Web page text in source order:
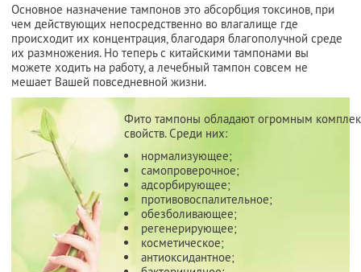
Основное назначение тампонов это абсорбция токсинов, при
чем действующих непосредственно во влагалище где
происходит их концентрация, благодаря благополучной среде
их размножения. Но теперь с китайскими тампонами вы
можете ходить на работу, а лечебный тампон совсем не
мешает Вашей повседневной жизни.
Фито тампоны обладают огромным
свойств. Среди них:
нормализующее;
самопроверочное;
адсорбирующее;
противовоспалительное;
обезболивающее;
регенерирующее;
косметическое;
антиоксидантное;